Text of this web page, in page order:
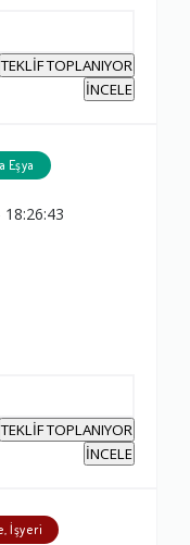
TEKLİF TOPLANIYOR
İNCELE
Eşya
TEKLİF TOPLANIYOR
İNCELE
İşyeri